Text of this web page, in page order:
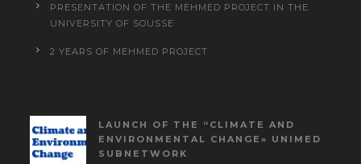
PRESENTATION OF THE MEHMED PROJECT IN THE
UNIVERSITY OF SOUSSE
2 YEARS OF MEHMED PROJECT
LAUNCH OF THE “CLIMATE AND
ENVIRONMENTAL CHANGE» UNIMED
SUBNETWORK